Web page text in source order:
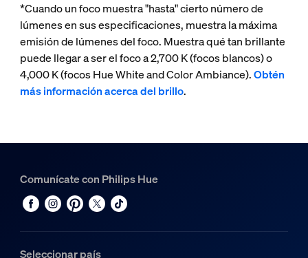
*Cuando un foco muestra "hasta" cierto número de
lúmenes en sus especificaciones, muestra la máxima
emisión de lúmenes del foco. Muestra qué tan brillante
puede llegar a ser el foco a 2,700 K (focos blancos) o
4,000 K (focos Hue White and Color Ambiance).Obtén
más información acerca del brillo.
Comunícate con Philips Hue
Seleccionar país